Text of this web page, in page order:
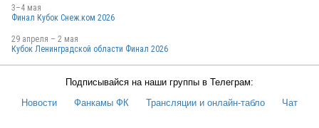
3–4 мая
Финал Кубок Снеж.ком 2026
29 апреля – 2 мая
Кубок Ленинградской области Финал 2026
Подписывайся на наши группы в Телеграм:
Новости
Фанкамы ФК Трансляции и онлайн-табло Чат